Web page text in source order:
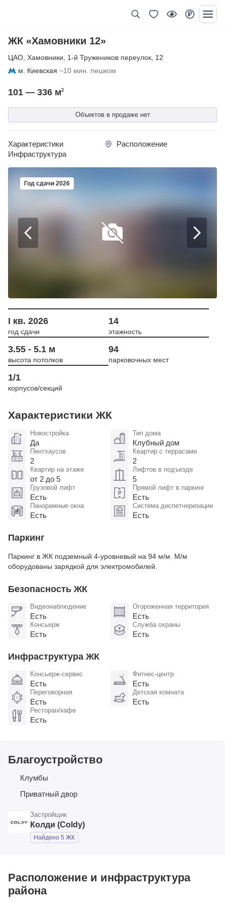
ЖК «Хамовники 12»
ЦАО Хамовники 1-й Тружеников переулок 12
м. Киевская ~10 мин. пешком
Объектов в продаже нет
101 — 336 м2
Характеристики
Расположение
Инфраструктура
Год сдачи 2026
I кв. 2026
год сдачи
14
этажность
3.55 - 5.1 м
высота потолков
94
парковочных мест
1/1
корпусов/секций
Характеристики ЖК
Новостройка
Да
Тип дома
Клубный дом
Пентхаусов
2
Квартир с террасами
2
Квартир на этаже
от 2 до 5
Лифтов в подъезде
5
Грузовой лифт
Есть
Прямой лифт в паркинг
Есть
Панорамные окна
Есть
Система диспетчеризации
Есть
Паркинг
Паркинг в ЖК подземный 4-уровневый на 94 м/м. М/м
оборудованы зарядкой для электромобилей​.
Безопасность ЖК
Видеонаблюдение
Есть
Огороженная территория
Есть
Консьерж
Есть
Служба охраны
Есть
Инфраструктура ЖК
Консьерж-сервис
Есть
Фитнес-центр
Есть
Переговорная
Есть
Детская комната
Есть
Ресторан/кафе
Есть
Благоустройство
Клумбы
Приватный двор
Застройщик
Колди (Coldy)
Найдено 5 ЖК
Расположение и инфраструктура
района